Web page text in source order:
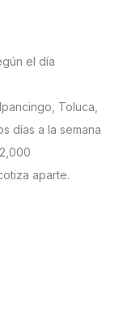
el día
Toluca,
días a la semana
aparte.